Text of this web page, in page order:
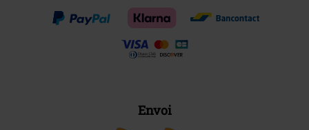
Envoi